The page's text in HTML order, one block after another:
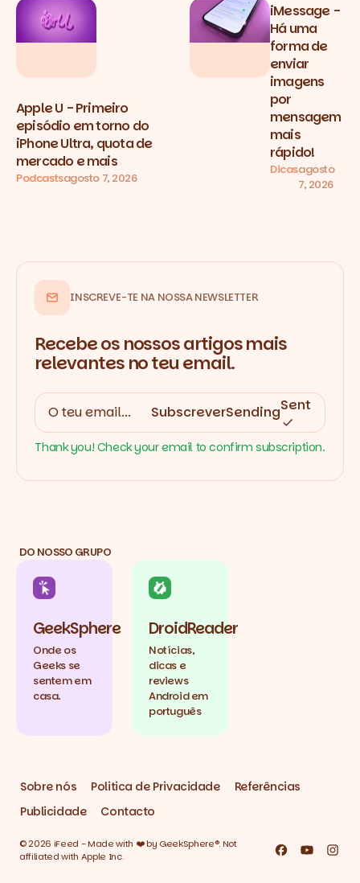
Apple U - Primeiro
episódio em torno do
iPhone Ultra, quota de
mercado e mais
Podcastsagosto 7, 2026
iMessage -
Há uma
forma de
enviar
imagens
por
mensagem
mais
rápido!
Dicasagosto
7, 2026
INSCREVE-TE NA NOSSA NEWSLETTER
Recebe os nossos artigos mais
relevantes no teu email.
SubscreverSendingSent
Thank you! Check your email to confirm subscription.
DO NOSSO GRUPO
GeekSphere
Onde os
Geeks se
sentem em
casa.
DroidReader
Notícias,
dicas e
reviews
Android em
português
Sobre nós Politica de Privacidade
Referências
Publicidade
Contacto
© 2026 iFeed - Made with ❤️ by GeekSphere®. Not
affiliated with Apple Inc.
Facebook
YouTube